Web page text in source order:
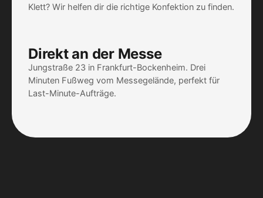
Klett? Wir helfen dir die richtige Konfektion zu finden.
Direkt an der Messe
Jungstraße 23 in Frankfurt-Bockenheim. Drei
Minuten Fußweg vom Messegelände, perfekt für
Last-Minute-Aufträge.